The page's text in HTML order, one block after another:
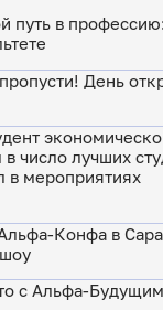
путь в
День
число лучших
в мероприятиях
Конфа в
с Альфа-